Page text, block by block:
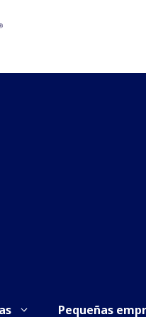
Pequeñas